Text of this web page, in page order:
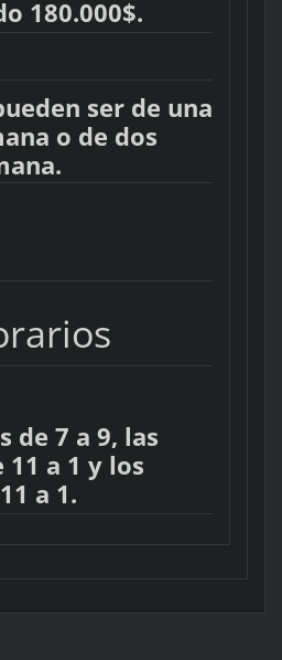
180.000$.
ser de una
o de dos
de 7 a 9, las
11 a 1 y los
a 1.